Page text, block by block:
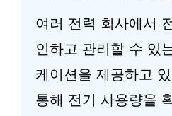
여러 전력 회사에서
인하고 관리할 수 있
케이션을 제공하고
통해 전기 사용량을